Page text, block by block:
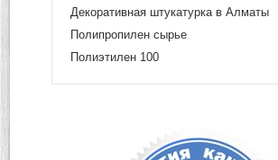
Декоративная штукатурка в Алматы
Полипропилен сырье
Полиэтилен 100